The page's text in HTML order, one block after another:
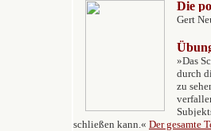
Die
Gert
»Das
durch
zu
schließen kann.« Der gesamte